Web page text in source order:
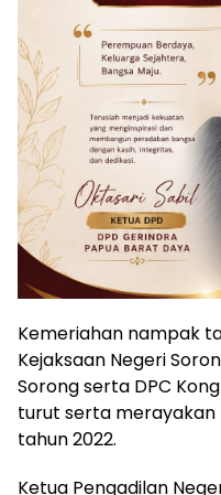
Kemeriahan nampak
Kejaksaan Negeri
Sorong serta DPC
turut serta merayakan
tahun 2022.
Ketua Pengadilan